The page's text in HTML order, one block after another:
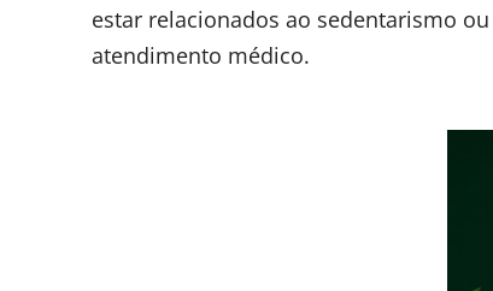
estar relacionados ao sedentarismo
atendimento médico.